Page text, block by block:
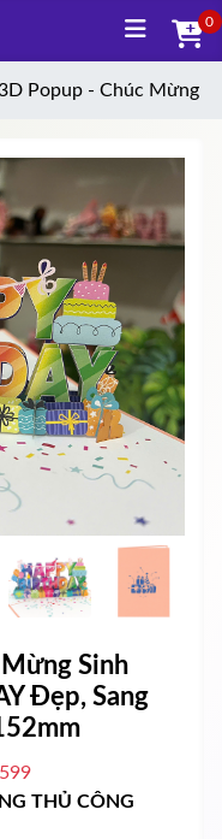
0
Popup - Chúc Mừng
Sinh
Đẹp, Sang
THỦ CÔNG